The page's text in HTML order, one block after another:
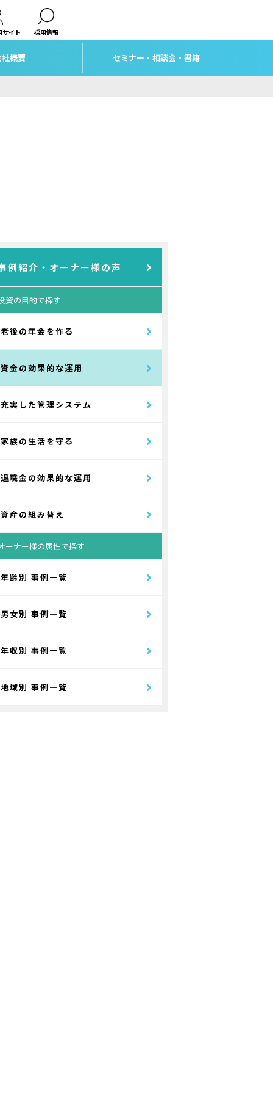
サイト 採用情報
概要 セミナー・相談会・書籍
例紹介・オーナー様の声
資の目的で探す
老後の年金を作る
資金の効果的な運用
充実した管理システム
家族の生活を守る
退職金の効果的な運用
資産の組み替え
ーナー様の属性で探す
年齢別 事例一覧
男女別 事例一覧
年収別 事例一覧
地域別 事例一覧